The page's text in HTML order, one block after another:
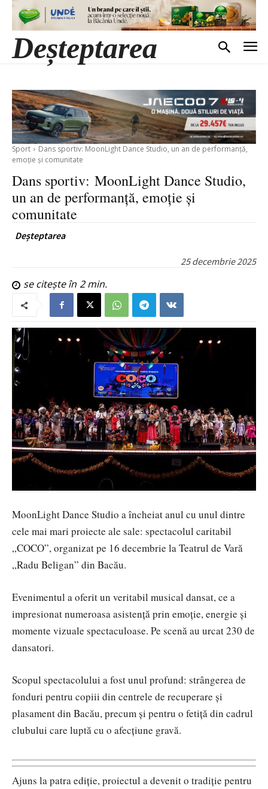
Deșteptarea
Sport
Dans sportiv: MoonLight Dance Studio, un an de performanță,
emoție și comunitate
Dans sportiv: MoonLight Dance Studio,
un an de performanță, emoție și
comunitate
Deșteptarea
25 decembrie 2025
se citește în 2min.
MoonLight Dance Studio a încheiat anul cu unul dintre
cele mai mari proiecte ale sale: spectacolul caritabil
„COCO”, organizat pe 16 decembrie la Teatrul de Vară
„Radu Beligan” din Bacău.
Evenimentul a oferit un veritabil musical dansat, ce a
impresionat numeroasa asistență prin emoție, energie și
momente vizuale spectaculoase. Pe scenă au urcat 230 de
dansatori.
Scopul spectacolului a fost unul profund: strângerea de
fonduri pentru copiii din centrele de recuperare și
plasament din Bacău, precum și pentru o fetiță din cadrul
clubului care luptă cu o afecțiune gravă.
Ajuns la patra ediție, proiectul a devenit o tradiție pentru